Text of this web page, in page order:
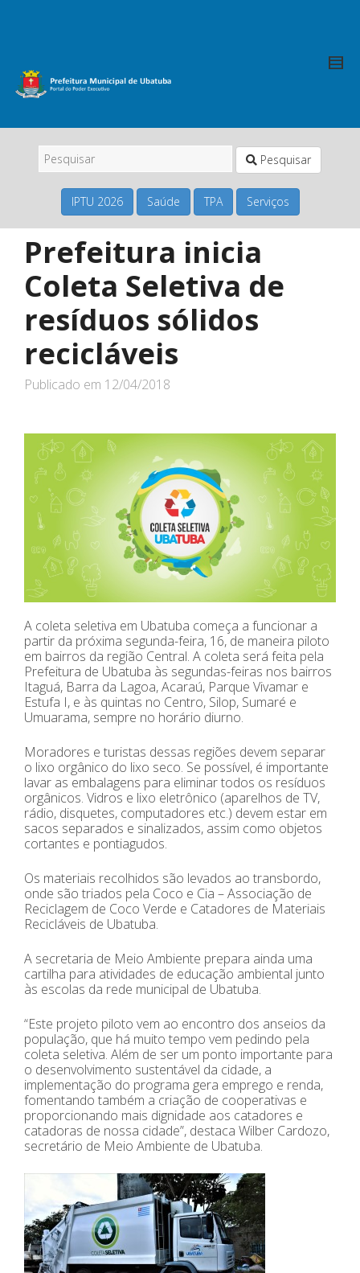
Pesquisar
IPTU 2026 Saúde TPA Serviços
Prefeitura inicia
Coleta Seletiva de
resíduos sólidos
recicláveis
Publicado em 12/04/2018
A coleta seletiva em Ubatuba começa a funcionar a
partir da próxima segunda-feira, 16, de maneira piloto
em bairros da região Central. A coleta será feita pela
Prefeitura de Ubatuba às segundas-feiras nos bairros
Itaguá, Barra da Lagoa, Acaraú, Parque Vivamar e
Estufa I, e às quintas no Centro, Silop, Sumaré e
Umuarama, sempre no horário diurno.
Moradores e turistas dessas regiões devem separar
o lixo orgânico do lixo seco. Se possível, é importante
lavar as embalagens para eliminar todos os resíduos
orgânicos. Vidros e lixo eletrônico (aparelhos de TV,
rádio, disquetes, computadores etc.) devem estar em
sacos separados e sinalizados, assim como objetos
cortantes e pontiagudos.
Os materiais recolhidos são levados ao transbordo,
onde são triados pela Coco e Cia – Associação de
Reciclagem de Coco Verde e Catadores de Materiais
Recicláveis de Ubatuba.
A secretaria de Meio Ambiente prepara ainda uma
cartilha para atividades de educação ambiental junto
às escolas da rede municipal de Ubatuba.
“Este projeto piloto vem ao encontro dos anseios da
população, que há muito tempo vem pedindo pela
coleta seletiva. Além de ser um ponto importante para
o desenvolvimento sustentável da cidade, a
implementação do programa gera emprego e renda,
fomentando também a criação de cooperativas e
proporcionando mais dignidade aos catadores e
catadoras de nossa cidade”, destaca Wilber Cardozo,
secretário de Meio Ambiente de Ubatuba.